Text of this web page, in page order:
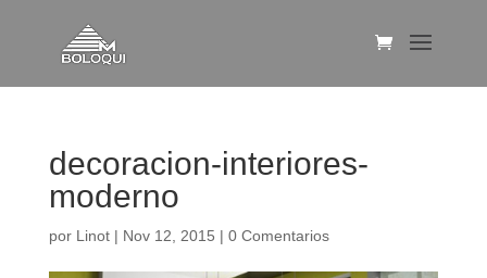
decoracion-interiores-
moderno
por Linot| Nov 12, 2015 | 0 Comentarios